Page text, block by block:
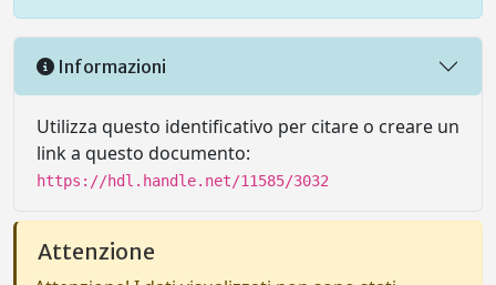
Informazioni
Utilizza questo identificativo per citare o creare un
link a questo documento:
https://hdl.handle.net/11585/3032
Attenzione